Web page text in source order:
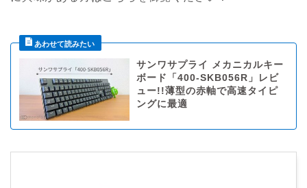
サンワサプライ メカニカルキー
ボード「400-SKB056R」レビ
ュー!!薄型の赤軸で高速タイピ
ングに最適